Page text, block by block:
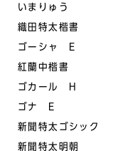
いまりゅう
織田特太楷書
ゴーシャ E
紅蘭中楷書
ゴカール H
ゴナ E
新聞特太ゴシック
新聞特太明朝